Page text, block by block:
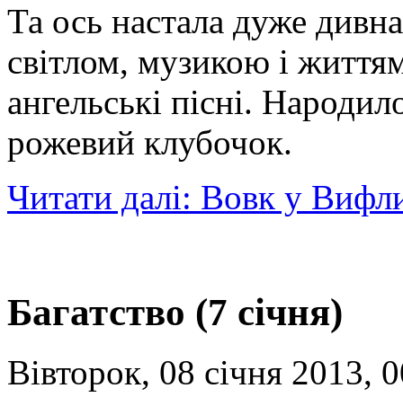
Та ось настала дуже
світлом, музикою і
ангельські пісні.
рожевий клубочок.
Читати далі: Вовк у
Багатство (7 січня)
Вівторок, 08 січня 2013,